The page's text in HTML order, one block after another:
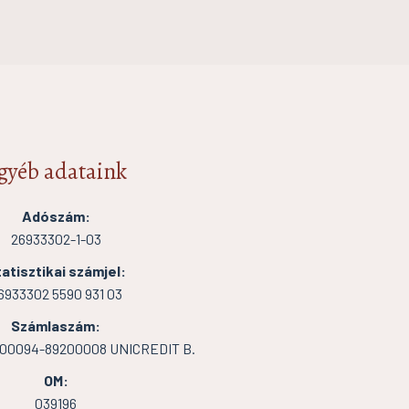
adataink
Adószám:
26933302-1-03
számjel:
5590 931 03
Számlaszám:
89200008 UNICREDIT B.
OM:
039196